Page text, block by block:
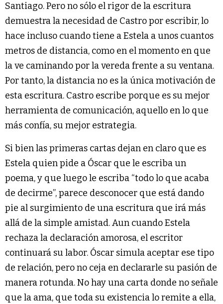
Santiago. Pero no sólo el rigor de la escritura
demuestra la necesidad de Castro por escribir, lo
hace incluso cuando tiene a Estela a unos cuantos
metros de distancia, como en el momento en que
la ve caminando por la vereda frente a su ventana.
Por tanto, la distancia no es la única motivación de
esta escritura. Castro escribe porque es su mejor
herramienta de comunicación, aquello en lo que
más confía, su mejor estrategia.
Si bien las primeras cartas dejan en claro que es
Estela quien pide a Óscar que le escriba un
poema, y que luego le escriba “todo lo que acaba
de decirme”, parece desconocer que está dando
pie al surgimiento de una escritura que irá más
allá de la simple amistad. Aun cuando Estela
rechaza la declaración amorosa, el escritor
continuará su labor. Óscar simula aceptar ese tipo
de relación, pero no ceja en declararle su pasión de
manera rotunda. No hay una carta donde no señale
que la ama, que toda su existencia lo remite a ella,